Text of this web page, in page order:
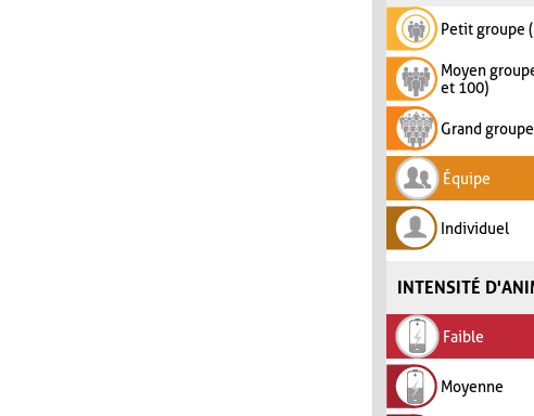
Petit groupe
Moyen
et 100)
Grand
Équipe
Individuel
INTENSITÉ
Faible
Moyenne